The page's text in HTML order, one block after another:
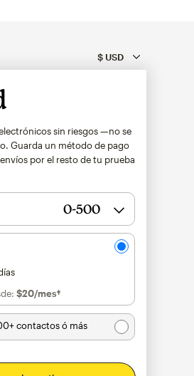
sin riesgos —no se
Guarda un método de pago
envíos por el resto de tu prueba
$20/mes†al mes†
contactos ó más